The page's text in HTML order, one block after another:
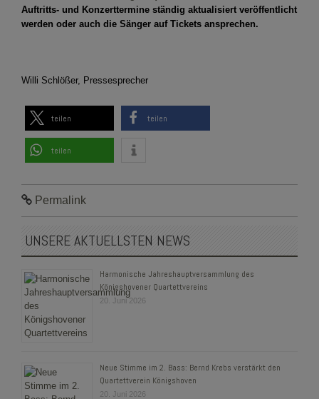
Auftritts- und Konzerttermine ständig aktualisiert veröffentlicht
werden oder auch die Sänger auf Tickets ansprechen.
Willi Schlößer, Pressesprecher
teilen teilen
teilen
Permalink
UNSERE AKTUELLSTEN NEWS
Harmonische Jahreshauptversammlung des
Königshovener Quartettvereins
20. Juni 2026
Neue Stimme im 2. Bass: Bernd Krebs verstärkt den
Quartettverein Königshoven
20. Juni 2026